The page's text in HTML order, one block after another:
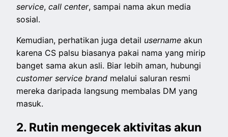
service,call center, sampai nama akun media
sosial.
Kemudian, perhatikan juga detail usernameakun
karena CS palsu biasanya pakai nama yang mirip
banget sama akun asli. Biar lebih aman, hubungi
customer service brand melalui saluran resmi
mereka daripada langsung membalas DM yang
masuk.
2. Rutin mengecek aktivitas akun